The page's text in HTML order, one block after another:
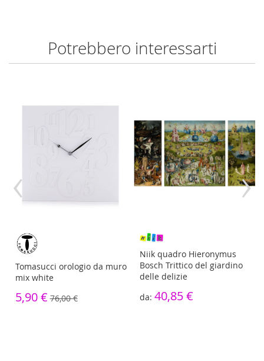
Potrebbero interessarti
Tomasucci orologio da muro
mix white
5,90 € 76,00 €
Niik quadro Hieronymus
Bosch Trittico del giardino
delle delizie
40,85 €
‹ ›